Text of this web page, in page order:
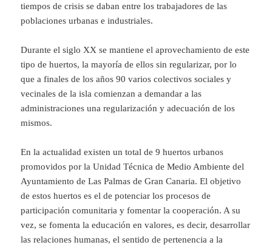
tiempos de crisis se daban entre los trabajadores de las
poblaciones urbanas e industriales.
Durante el siglo XX se mantiene el aprovechamiento de este
tipo de huertos, la mayoría de ellos sin regularizar, por lo
que a finales de los años 90 varios colectivos sociales y
vecinales de la isla comienzan a demandar a las
administraciones una regularización y adecuación de los
mismos.
En la actualidad existen un total de 9 huertos urbanos
promovidos por la Unidad Técnica de Medio Ambiente del
Ayuntamiento de Las Palmas de Gran Canaria. El objetivo
de estos huertos es el de potenciar los procesos de
participación comunitaria y fomentar la cooperación. A su
vez, se fomenta la educación en valores, es decir, desarrollar
las relaciones humanas, el sentido de pertenencia a la